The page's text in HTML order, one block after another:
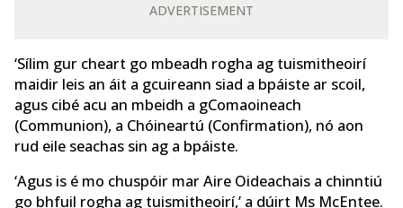
ADVERTISEMENT
‘Sílim gur cheart go mbeadh rogha ag tuismitheoirí
maidir leis an áit a gcuireann siad a bpáiste ar scoil,
agus cibé acu an mbeidh a gComaoineach
(Communion), a Chóineartú (Confirmation), nó aon
rud eile seachas sin ag a bpáiste.
‘Agus is é mo chuspóir mar Aire Oideachais a chinntiú
go bhfuil rogha ag tuismitheoirí,’ a dúirt Ms McEntee.